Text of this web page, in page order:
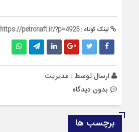
لینک کوتاه :https://petronaft.ir/?p=4925
ارسال توسط : مدیریت
بدون دیدگاه
برچسب ها